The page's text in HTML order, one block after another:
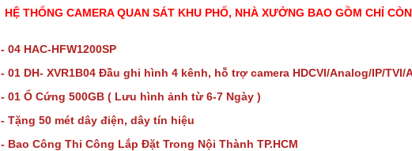
HỆ THỐNG CAMERA QUAN SÁT KHU PHỐ, NHÀ XƯỞNG BAO GỒM CHỈ
- 04 HAC-HFW1200SP
- 01 DH- XVR1B04 Đầu ghi hình 4 kênh, hỗ trợ camera HDCVI/Analog/IP/TVI/
- 01 Ổ Cứng 500GB ( Lưu hình ảnh từ 6-7 Ngày )
- Tặng 50 mét dây điện, dây tín hiệu
- Bao Công Thi Công Lắp Đặt Trong Nội Thành TP.HCM